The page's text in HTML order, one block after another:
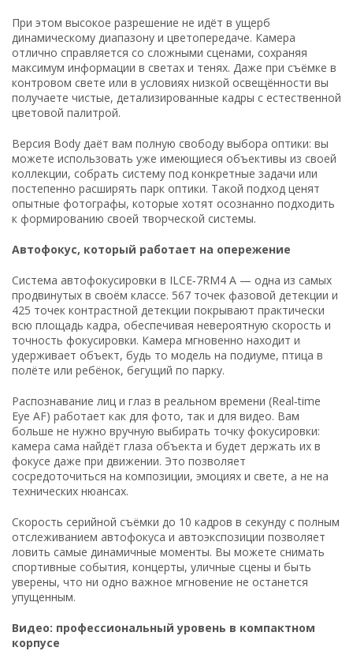
При этом высокое разрешение не идёт в ущерб
динамическому диапазону и цветопередаче. Камера
отлично справляется со сложными сценами, сохраняя
максимум информации в светах и тенях. Даже при съёмке в
контровом свете или в условиях низкой освещённости вы
получаете чистые, детализированные кадры с естественной
цветовой палитрой.
Версия Body даёт вам полную свободу выбора оптики: вы
можете использовать уже имеющиеся объективы из своей
коллекции, собрать систему под конкретные задачи или
постепенно расширять парк оптики. Такой подход ценят
опытные фотографы, которые хотят осознанно подходить
к формированию своей творческой системы.
Автофокус, который работает на опережение
Система автофокусировки в ILCE‑7RM4 A — одна из самых
продвинутых в своём классе. 567 точек фазовой детекции и
425 точек контрастной детекции покрывают практически
всю площадь кадра, обеспечивая невероятную скорость и
точность фокусировки. Камера мгновенно находит и
удерживает объект, будь то модель на подиуме, птица в
полёте или ребёнок, бегущий по парку.
Распознавание лиц и глаз в реальном времени (Real‑time
Eye AF) работает как для фото, так и для видео. Вам
больше не нужно вручную выбирать точку фокусировки:
камера сама найдёт глаза объекта и будет держать их в
фокусе даже при движении. Это позволяет
сосредоточиться на композиции, эмоциях и свете, а не на
технических нюансах.
Скорость серийной съёмки до 10 кадров в секунду с полным
отслеживанием автофокуса и автоэкспозиции позволяет
ловить самые динамичные моменты. Вы можете снимать
спортивные события, концерты, уличные сцены и быть
уверены, что ни одно важное мгновение не останется
упущенным.
Видео: профессиональный уровень в компактном
корпусе